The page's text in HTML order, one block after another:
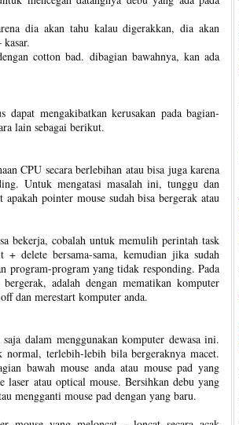
dia akan tahu kalau digerakkan, dia akan
cotton bad. dibagian bawahnya, kan ada
dapat mengakibatkan kerusakan pada bagian-
lain sebagai berikut.
CPU secara berlebihan atau bisa juga karena
Untuk mengatasi masalah ini, tunggu dan
pointer mouse sudah bisa bergerak atau
bekerja, cobalah untuk memulih perintah task
delete bersama-sama, kemudian jika sudah
program-program yang tidak responding. Pada
adalah dengan mematikan komputer
dan merestart komputer anda.
dalam menggunakan komputer dewasa ini.
terlebih-lebih bila bergeraknya macet.
bawah mouse anda atau mouse pad yang
laser atau optical mouse. Bersihkan debu yang
mengganti mouse pad dengan yang baru.